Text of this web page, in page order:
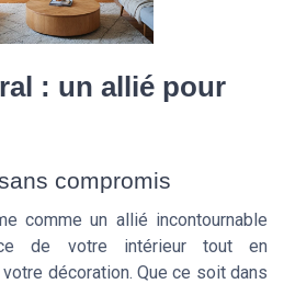
: un allié pour
compromis
comme un allié incontournable
de votre intérieur tout en
décoration. Que ce soit dans